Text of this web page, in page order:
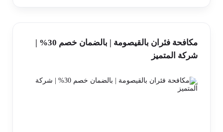
مكافحة فئران بالقيصومة | بالضمان خصم 30% |
شركة المتميز